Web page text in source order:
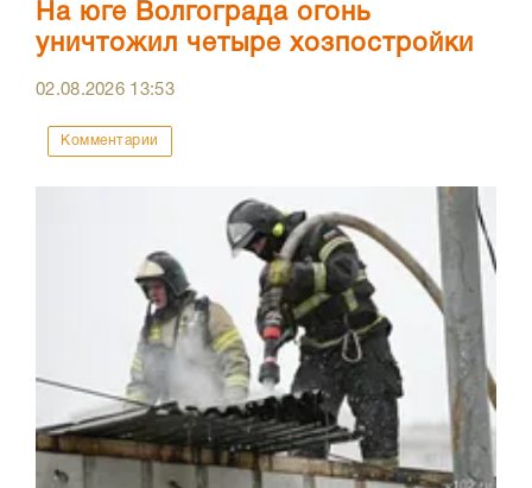
На юге Волгограда огонь
уничтожил четыре хозпостройки
02.08.2026 13:53
Комментарии